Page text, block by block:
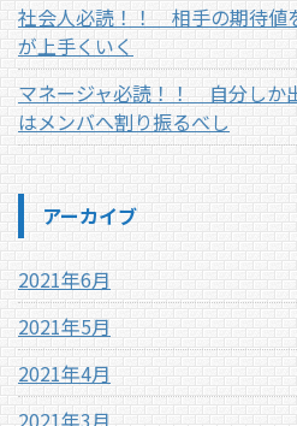
社会人必読！！ 相手の期待値
が上手くいく
マネージャ必読！！ 自分しか
はメンバへ割り振るべし
アーカイブ
2021年6月
2021年5月
2021年4月
2021年3月